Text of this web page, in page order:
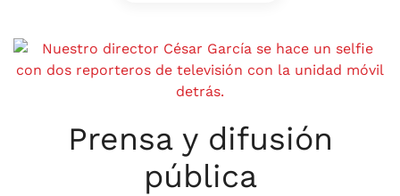
Prensa y difusión
pública